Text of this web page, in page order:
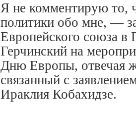
Я не комментирую то,
политики обо мне, —
Европейского союза в
Герчинский на
Дню Европы, отвечая
связанный с
Ираклия Кобахидзе.